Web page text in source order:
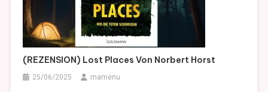
(REZENSION) Lost Places Von Norbert Horst
25/06/2025 mamenu